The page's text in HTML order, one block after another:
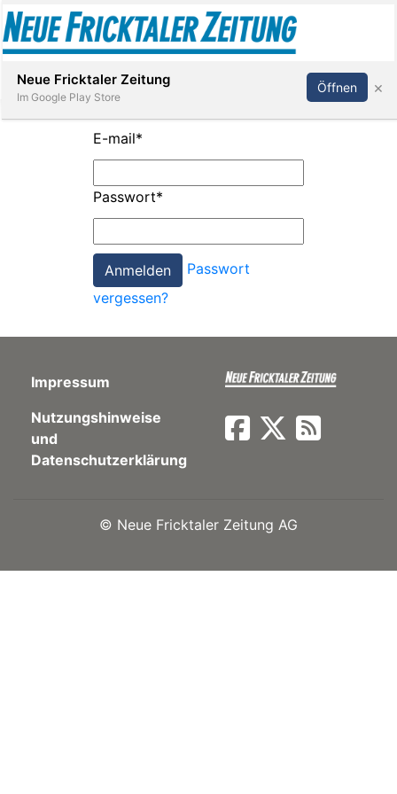
Paper
App
Abonnieren Anmelden
E-mail*
Passwort*
Passwort
vergessen?
Impressum
Nutzungshinweise
und
Datenschutzerklärung
© Neue Fricktaler Zeitung AG
Neue Fricktaler Zeitung
Im Google Play Store
Öffnen ×